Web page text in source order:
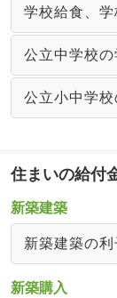
学校給食、
公立中学校の
公立小中学
住まいの給付
新築建築
新築建築の
新築購入